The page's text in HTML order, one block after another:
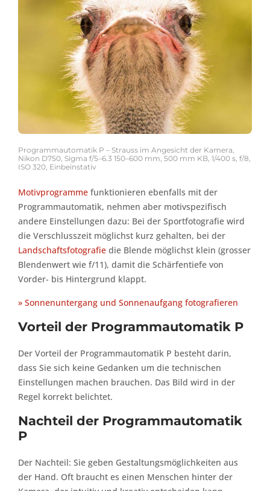
Programmautomatik P – Strauss im Angesicht der Kamera,
Nikon D750, Sigma f/5–6.3 150–600 mm, 500 mm KB, 1/400 s, f/8,
ISO 320, Einbeinstativ
Motivprogramme funktionieren ebenfalls mit der
Programmautomatik, nehmen aber motivspezifisch
andere Einstellungen dazu: Bei der Sportfotografie wird
die Verschlusszeit möglichst kurz gehalten, bei der
Landschaftsfotografie die Blende möglichst klein (grosser
Blendenwert wie f/11), damit die Schärfentiefe von
Vorder- bis Hintergrund klappt.
» Sonnenuntergang und Sonnenaufgang fotografieren
Vorteil der Programmautomatik P
Der Vorteil der Programmautomatik P besteht darin,
dass Sie sich keine Gedanken um die technischen
Einstellungen machen brauchen. Das Bild wird in der
Regel korrekt belichtet.
Nachteil der Programmautomatik
P
Der Nachteil: Sie geben Gestaltungsmöglichkeiten aus
der Hand. Oft braucht es einen Menschen hinter der